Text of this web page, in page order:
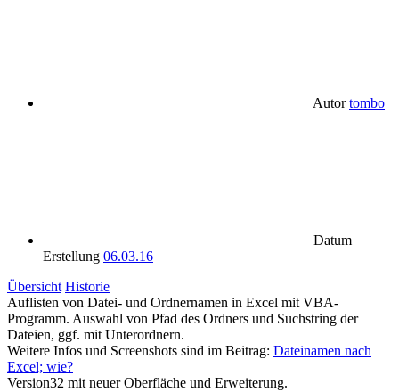
Autor tombo
Datum
Erstellung 06.03.16
Übersicht Historie
Auflisten von Datei- und Ordnernamen in Excel mit VBA-
Programm. Auswahl von Pfad des Ordners und Suchstring der
Dateien, ggf. mit Unterordnern.
Weitere Infos und Screenshots sind im Beitrag: Dateinamen nach
Excel; wie?
Version32 mit neuer Oberfläche und Erweiterung.